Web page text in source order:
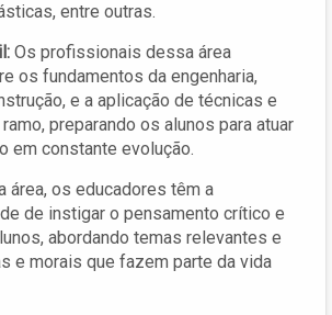
entre outras.
Os profissionais dessa área
os fundamentos da engenharia,
e a aplicação de técnicas e
preparando os alunos para atuar
em constante evolução.
área, os educadores têm a
de instigar o pensamento crítico e
abordando temas relevantes e
e morais que fazem parte da vida